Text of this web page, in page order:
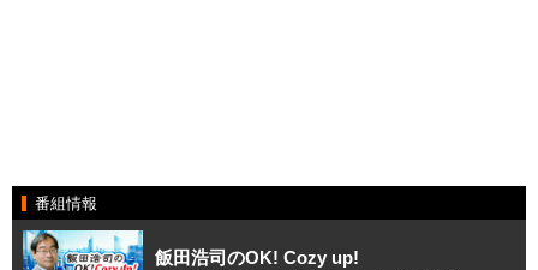
番組情報
飯田浩司のOK! Cozy up!